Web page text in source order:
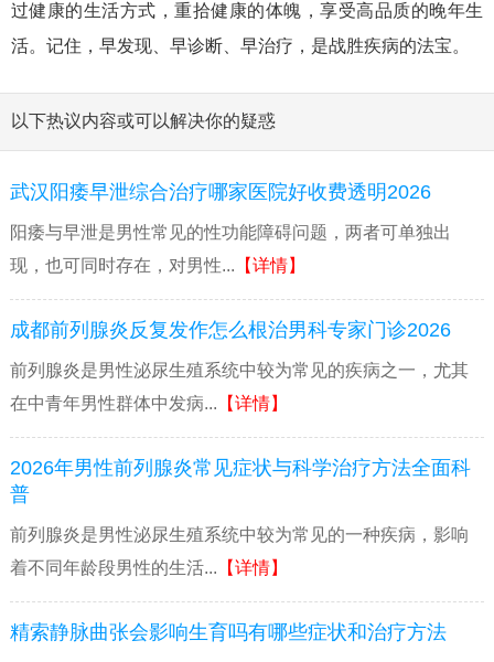
过健康的生活方式，重拾健康的体魄，享受高品质的晚年生
活。记住，早发现、早诊断、早治疗，是战胜疾病的法宝。
以下热议内容或可以解决你的疑惑
武汉阳痿早泄综合治疗哪家医院好收费透明2026
阳痿与早泄是男性常见的性功能障碍问题，两者可单独出
现，也可同时存在，对男性... 【详情】
成都前列腺炎反复发作怎么根治男科专家门诊2026
前列腺炎是男性泌尿生殖系统中较为常见的疾病之一，尤其
在中青年男性群体中发病... 【详情】
2026年男性前列腺炎常见症状与科学治疗方法全面科
普
前列腺炎是男性泌尿生殖系统中较为常见的一种疾病，影响
着不同年龄段男性的生活... 【详情】
精索静脉曲张会影响生育吗有哪些症状和治疗方法